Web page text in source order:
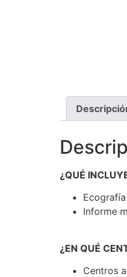
¿QUÉ
Informe
¿EN QUÉ
Centros